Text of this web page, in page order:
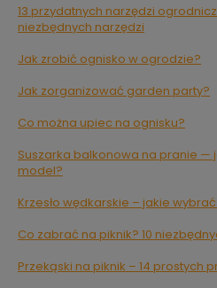
13 przydatnych narzędzi
niezbędnych narzędzi
Jak zrobić ognisko w ogrodzie?
Jak zorganizować garden party?
Co można upiec na ognisku?
Suszarka balkonowa na pranie —
model?
Krzesło wędkarskie – jakie
Co zabrać na piknik? 10
Przekąski na piknik – 14 prostych